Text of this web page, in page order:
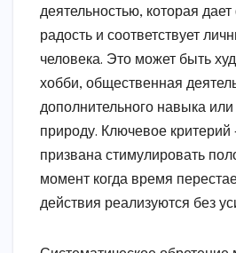
деятельностью, которая
радость и соответствует
человека. Это может быть
хобби, общественная
дополнительного навыка
природу. Ключевое критерий
призвана стимулировать
момент когда время
действия реализуются без